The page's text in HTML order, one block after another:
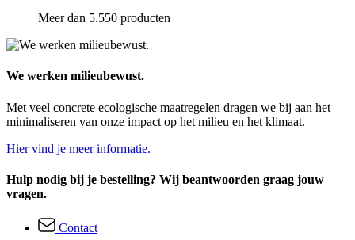
Meer dan 5.550 producten
We werken milieubewust.
Met veel concrete ecologische maatregelen dragen we bij aan het
minimaliseren van onze impact op het milieu en het klimaat.
Hier vind je meer informatie.
Hulp nodig bij je bestelling? Wij beantwoorden graag jouw
vragen.
Contact